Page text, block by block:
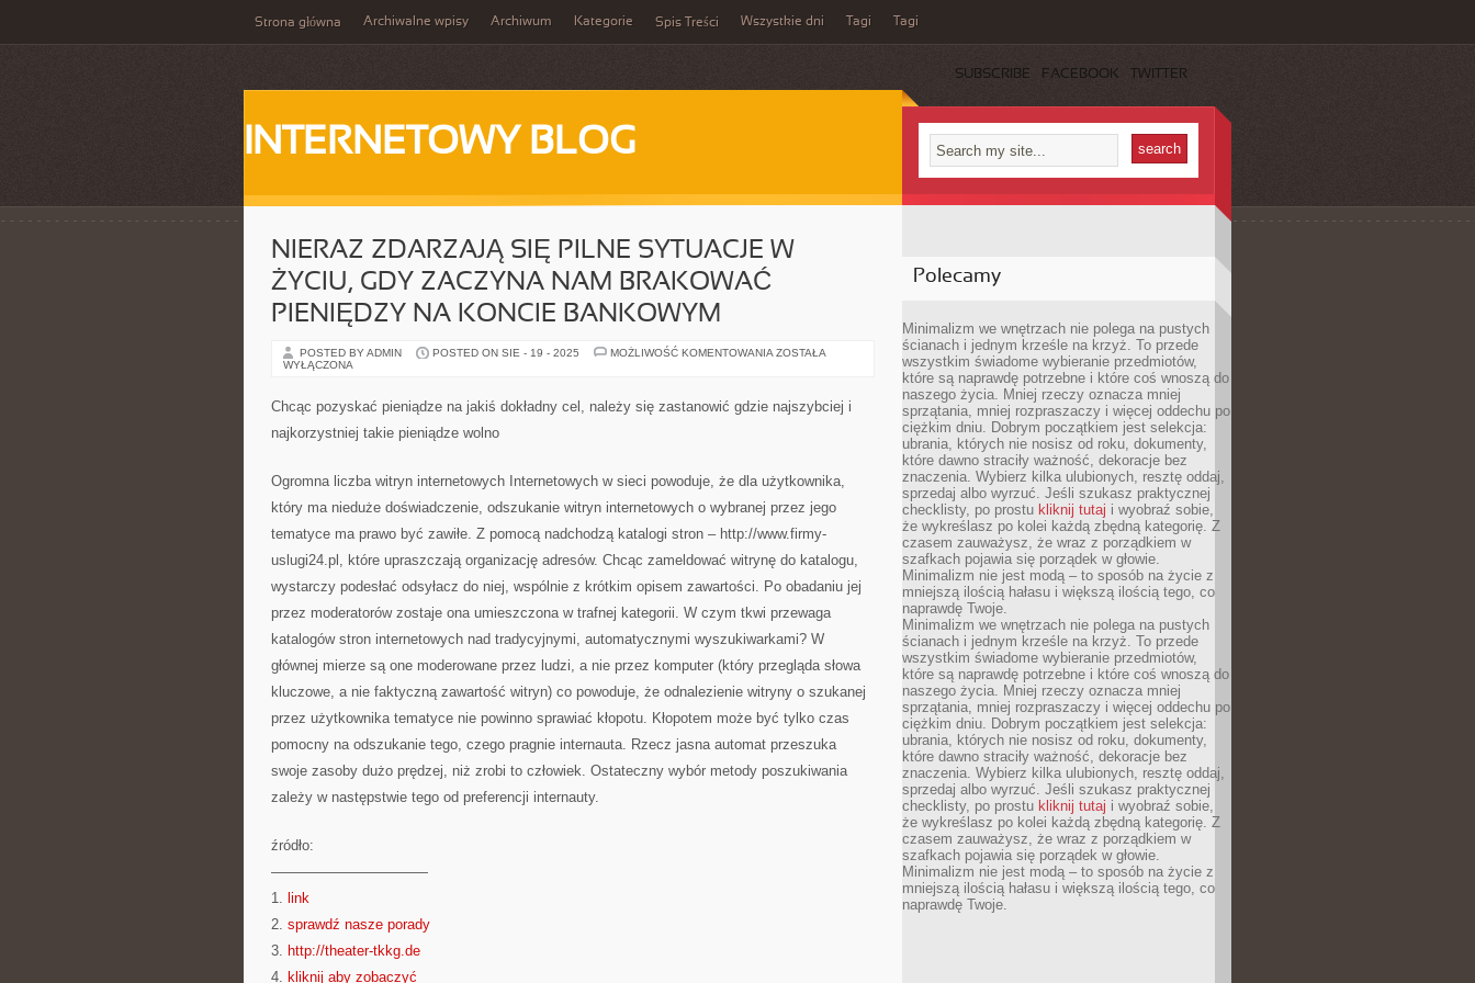
Strona główna Archiwalne wpisy Archiwum Kategorie Spis Treści Wszystkie dni Tagi Tagi
SUBSCRIBE FACEBOOK TWITTER
INTERNETOWY BLOG
NIERAZ ZDARZAJĄ SIĘ PILNE SYTUACJE W
ŻYCIU, GDY ZACZYNA NAM BRAKOWAĆ
PIENIĘDZY NA KONCIE BANKOWYM
POSTED BY ADMIN POSTED ON SIE - 19 - 2025 MOŻLIWOŚĆ KOMENTOWANIA NIERAZ
SYTUACJE
W
PIENIĘDZY
KONCIE
ZOSTAŁA
WYŁĄCZONA
Chcąc pozyskać pieniądze na jakiś dokładny cel, należy się zastanowić gdzie najszybciej i
najkorzystniej takie pieniądze wolno
Ogromna liczba witryn internetowych Internetowych w sieci powoduje, że dla użytkownika,
który ma nieduże doświadczenie, odszukanie witryn internetowych o wybranej przez jego
tematyce ma prawo być zawiłe. Z pomocą nadchodzą katalogi stron – http://www.firmy-
uslugi24.pl, które upraszczają organizację adresów. Chcąc zameldować witrynę do katalogu,
wystarczy podesłać odsyłacz do niej, wspólnie z krótkim opisem zawartości. Po obadaniu jej
przez moderatorów zostaje ona umieszczona w trafnej kategorii. W czym tkwi przewaga
katalogów stron internetowych nad tradycyjnymi, automatycznymi wyszukiwarkami? W
głównej mierze są one moderowane przez ludzi, a nie przez komputer (który przegląda słowa
kluczowe, a nie faktyczną zawartość witryn) co powoduje, że odnalezienie witryny o szukanej
przez użytkownika tematyce nie powinno sprawiać kłopotu. Kłopotem może być tylko czas
pomocny na odszukanie tego, czego pragnie internauta. Rzecz jasna automat przeszuka
swoje zasoby dużo prędzej, niż zrobi to człowiek. Ostateczny wybór metody poszukiwania
zależy w następstwie tego od preferencji internauty.
źródło:
———————————
1. link
2. sprawdź nasze porady
3. http://theater-tkkg.de
4. kliknij aby zobaczyć
Polecamy
Minimalizm we wnętrzach nie polega na pustych
ścianach i jednym krześle na krzyż. To przede
wszystkim świadome wybieranie przedmiotów,
które są naprawdę potrzebne i które coś wnoszą do
naszego życia. Mniej rzeczy oznacza mniej
sprzątania, mniej rozpraszaczy i więcej oddechu po
ciężkim dniu. Dobrym początkiem jest selekcja:
ubrania, których nie nosisz od roku, dokumenty,
które dawno straciły ważność, dekoracje bez
znaczenia. Wybierz kilka ulubionych, resztę oddaj,
sprzedaj albo wyrzuć. Jeśli szukasz praktycznej
checklisty, po prostu kliknij tutaj i wyobraź sobie,
że wykreślasz po kolei każdą zbędną kategorię. Z
czasem zauważysz, że wraz z porządkiem w
szafkach pojawia się porządek w głowie.
Minimalizm nie jest modą – to sposób na życie z
mniejszą ilością hałasu i większą ilością tego, co
naprawdę Twoje.
Minimalizm we wnętrzach nie polega na pustych
ścianach i jednym krześle na krzyż. To przede
wszystkim świadome wybieranie przedmiotów,
które są naprawdę potrzebne i które coś wnoszą do
naszego życia. Mniej rzeczy oznacza mniej
sprzątania, mniej rozpraszaczy i więcej oddechu po
ciężkim dniu. Dobrym początkiem jest selekcja:
ubrania, których nie nosisz od roku, dokumenty,
które dawno straciły ważność, dekoracje bez
znaczenia. Wybierz kilka ulubionych, resztę oddaj,
sprzedaj albo wyrzuć. Jeśli szukasz praktycznej
checklisty, po prostu kliknij tutaj i wyobraź sobie,
że wykreślasz po kolei każdą zbędną kategorię. Z
czasem zauważysz, że wraz z porządkiem w
szafkach pojawia się porządek w głowie.
Minimalizm nie jest modą – to sposób na życie z
mniejszą ilością hałasu i większą ilością tego, co
naprawdę Twoje.